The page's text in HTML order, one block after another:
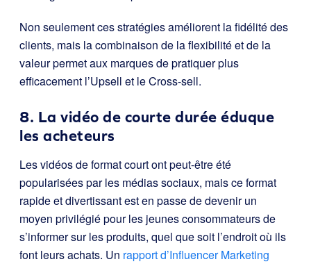
Non seulement ces stratégies améliorent la fidélité des
clients, mais la combinaison de la flexibilité et de la
valeur permet aux marques de pratiquer plus
efficacement l’Upsell et le Cross-sell.
8. La vidéo de courte durée éduque
les acheteurs
Les vidéos de format court ont peut-être été
popularisées par les médias sociaux, mais ce format
rapide et divertissant est en passe de devenir un
moyen privilégié pour les jeunes consommateurs de
s’informer sur les produits, quel que soit l’endroit où ils
font leurs achats. Un rapport d’Influencer Marketing